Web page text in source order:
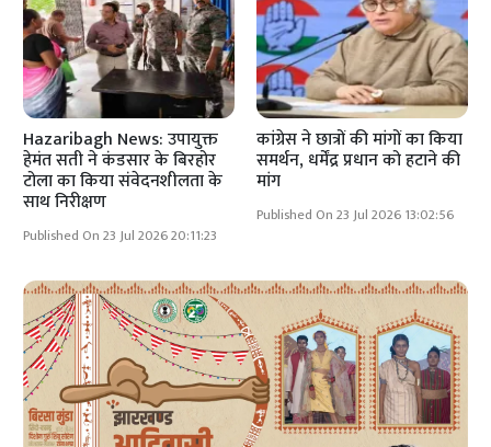
Hazaribagh News: उपायुक्त
हेमंत सती ने कंडसार के बिरहोर
टोला का किया संवेदनशीलता के
साथ निरीक्षण
Published On 23 Jul 2026 20:11:23
कांग्रेस ने छात्रों की मांगों का किया
समर्थन, धर्मेंद्र प्रधान को हटाने की
मांग
Published On 23 Jul 2026 13:02:56